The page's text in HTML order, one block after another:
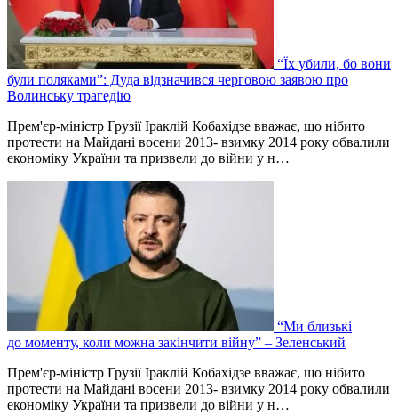
“Їх убили, бо вони
були поляками”: Дуда відзначився черговою заявою про
Волинську трагедію
Прем'єр-міністр Грузії Іраклій Кобахідзе вважає, що нібито
протести на Майдані восени 2013- взимку 2014 року обвалили
економіку України та призвели до війни у н…
“Ми близькі
до моменту, коли можна закінчити війну” – Зеленський
Прем'єр-міністр Грузії Іраклій Кобахідзе вважає, що нібито
протести на Майдані восени 2013- взимку 2014 року обвалили
економіку України та призвели до війни у н…